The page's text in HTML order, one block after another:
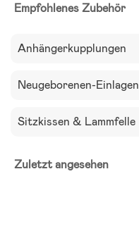
Empfohlenes Zubehör
Anhängerkupplungen
Neugeborenen-Einlagen
Sitzkissen & Lammfelle
Zuletzt angesehen